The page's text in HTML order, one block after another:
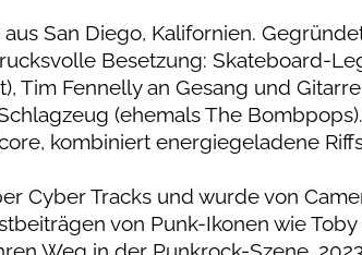
San Diego, Kalifornien.
Besetzung: Skateboard-
Tim Fennelly an Gesang und
(ehemals The
kombiniert energiegeladene
Cyber Tracks und wurde von
von Punk-Ikonen wie Toby